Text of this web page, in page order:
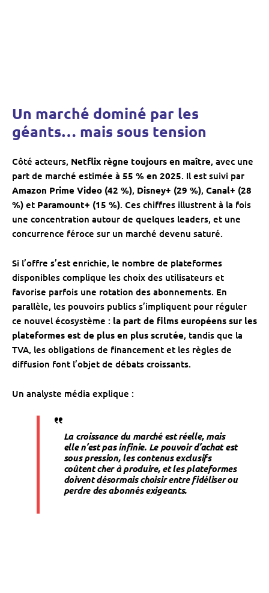
Un marché dominé par les
géants… mais sous tension
Côté acteurs, Netflix règne toujours en maître, avec une
part de marché estimée à 55 % en 2025. Il est suivi par
Amazon Prime Video (42 %), Disney+ (29 %), Canal+ (28
%) et Paramount+ (15 %). Ces chiffres illustrent à la fois
une concentration autour de quelques leaders, et une
concurrence féroce sur un marché devenu saturé.
Si l’offre s’est enrichie, le nombre de plateformes
disponibles complique les choix des utilisateurs et
favorise parfois une rotation des abonnements. En
parallèle, les pouvoirs publics s’impliquent pour réguler
ce nouvel écosystème : la part de films européens sur les
plateformes est de plus en plus scrutée, tandis que la
TVA, les obligations de financement et les règles de
diffusion font l’objet de débats croissants.
Un analyste média explique :
La croissance du marché est réelle, mais
elle n’est pas infinie. Le pouvoir d’achat est
sous pression, les contenus exclusifs
coûtent cher à produire, et les plateformes
doivent désormais choisir entre fidéliser ou
perdre des abonnés exigeants.